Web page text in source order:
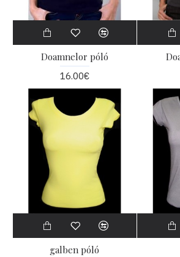
Doamnelor póló
16.00€
galben póló